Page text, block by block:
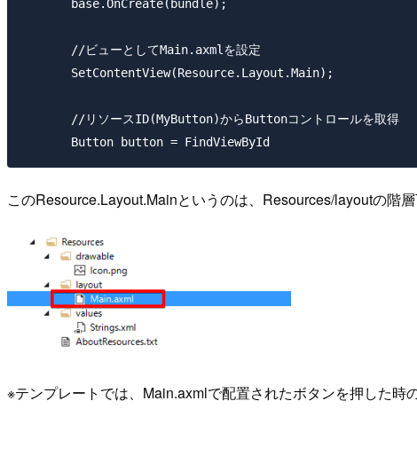
       base.OnCreate(bundle);
       //ビューとしてMain.axmlを設定
       SetContentView(Resource.Layout.Main);
       //リソースID(MyButton)からButtonコントロールを取得
       Button button = FindViewById
このResource.Layout.Mainというのは、Resources/layoutの階
※テンプレートでは、Main.axmlで配置されたボタンを押した時